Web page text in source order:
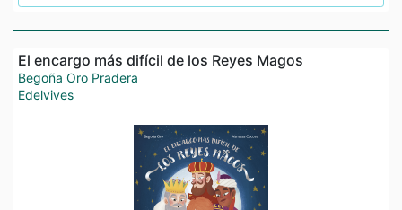
El encargo más difícil de los Reyes Magos
Begoña Oro Pradera
Edelvives